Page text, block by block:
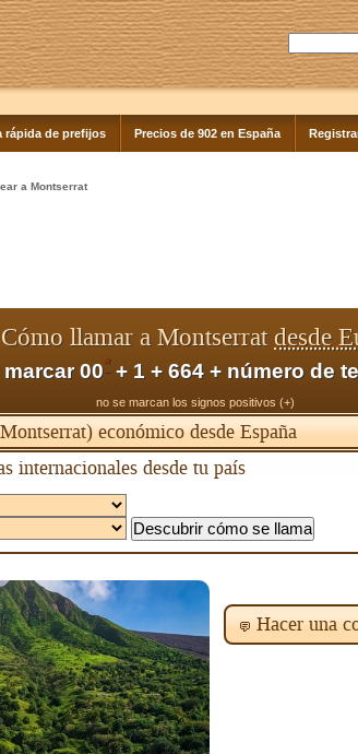
rápida de prefijos Precios de 902 en España
a Montserrat
Cómo llamar a Montserratdesde
marcar 00*+ 1 + 664 + número de
no se marcan los signos positivos (+)
económico desde España
internacionales desde tu país
Hacer una